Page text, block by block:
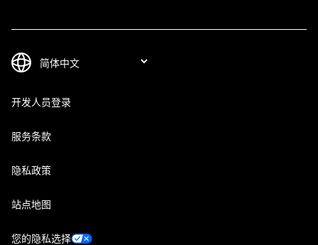
开发人员登录
服务条款
隐私政策
站点地图
您的隐私选择